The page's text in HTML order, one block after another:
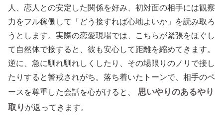
人、恋人との安定した関係を好み、初対面の相手には観察
力をフル稼働して「どう接すれば心地よいか」を読み取ろ
うとします。実際の恋愛現場では、こちらが緊張をほぐし
て自然体で接すると、彼も安心して距離を縮めてきます。
逆に、急に馴れ馴れしくしたり、その場限りのノリで接し
たりすると警戒されがち。落ち着いたトーンで、相手のペ
ースを尊重した会話を心がけると、
思いやりのあるやり
取り が返ってきます。